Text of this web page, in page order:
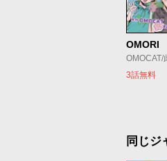
OMORI
OMOCAT/
3話無料
同じジ